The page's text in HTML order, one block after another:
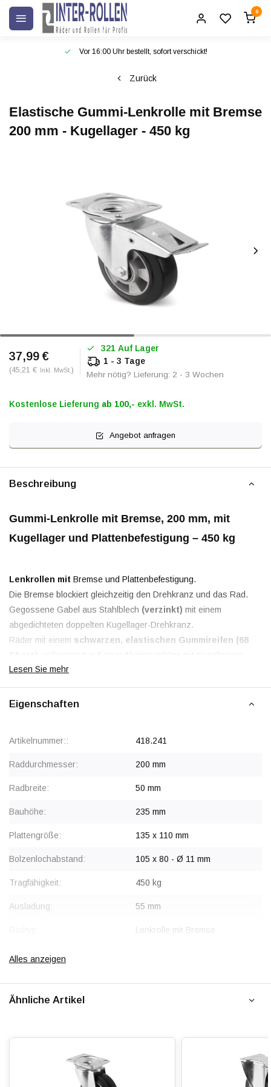
0
Vor 16:00 Uhr bestellt, sofort verschickt!
Zurück
Elastische Gummi-Lenkrolle mit Bremse
200 mm - Kugellager - 450 kg
37,99 €
(45,21 € Inkl. MwSt. )
321 Auf Lager
1 - 3 Tage
Mehr nötig? Lieferung: 2 - 3 Wochen
Kostenlose Lieferung ab 100,- exkl. MwSt.
Angebot anfragen
Beschreibung
Gummi-Lenkrolle mit Bremse, 200 mm, mit
Kugellager und Plattenbefestigung – 450 kg
Lenkrollen mit Bremse und Plattenbefestigung.
Die Bremse blockiert gleichzeitig den Drehkranz und das Rad.
Gegossene Gabel aus Stahlblech (verzinkt) mit einem
abgedichteten doppelten Kugellager-Drehkranz.
Räder mit einem schwarzen, elastischen Gummireifen (68
Rabatt ab 24 Stück
Lesen Sie mehr
Eigenschaften
Artikelnummer:: 418.241
Raddurchmesser: 200 mm
Radbreite: 50 mm
Bauhöhe: 235 mm
Plattengröße: 135 x 110 mm
Bolzenlochabstand: 105 x 80 - Ø 11 mm
Tragfähigkeit: 450 kg
Ausladung: 55 mm
Lenkrolle mit Bremse
Befestigungstyp:
Bremse:
Radkörper: Aluminium
Elastischer Gummi, vulkanisiert
Alles anzeigen
Ähnliche Artikel